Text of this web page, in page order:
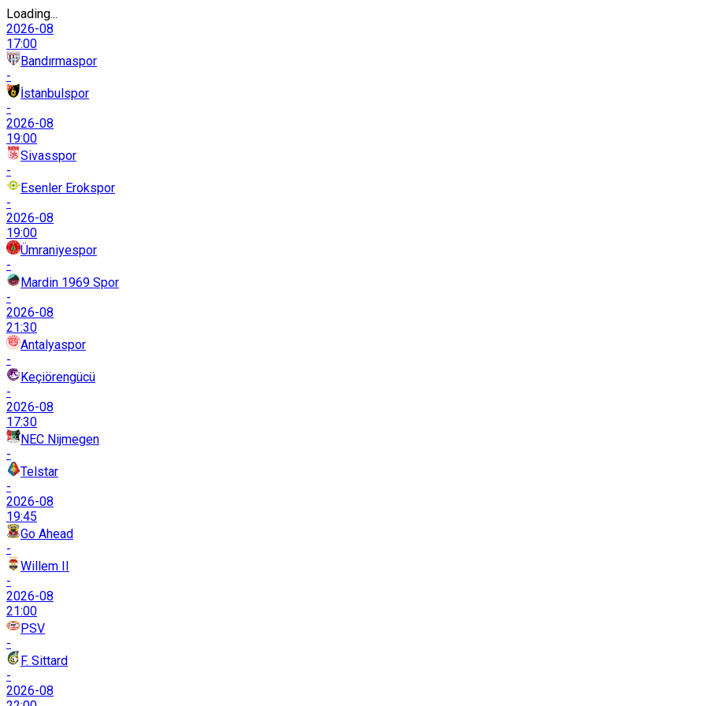
Loading...
2026-08
17:00
Bandırmaspor
-
İstanbulspor
-
2026-08
19:00
Sivasspor
-
Esenler Erokspor
-
2026-08
19:00
Ümraniyespor
-
Mardin 1969 Spor
-
2026-08
21:30
Antalyaspor
-
Keçiörengücü
-
2026-08
17:30
NEC Nijmegen
-
Telstar
-
2026-08
19:45
Go Ahead
-
Willem II
-
2026-08
21:00
PSV
-
F. Sittard
-
2026-08